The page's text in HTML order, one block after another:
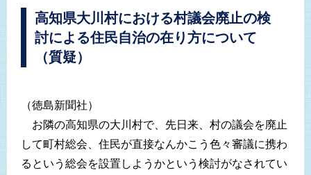
高知県大川村における村議会廃止の検
討による住民自治の在り方について
（質疑）
（徳島新聞社）
お隣の高知県の大川村で、先日来、村の議会を廃止
して町村総会、住民が直接なんかこう色々審議に携わ
るという総会を設置しようかという検討がなされてい